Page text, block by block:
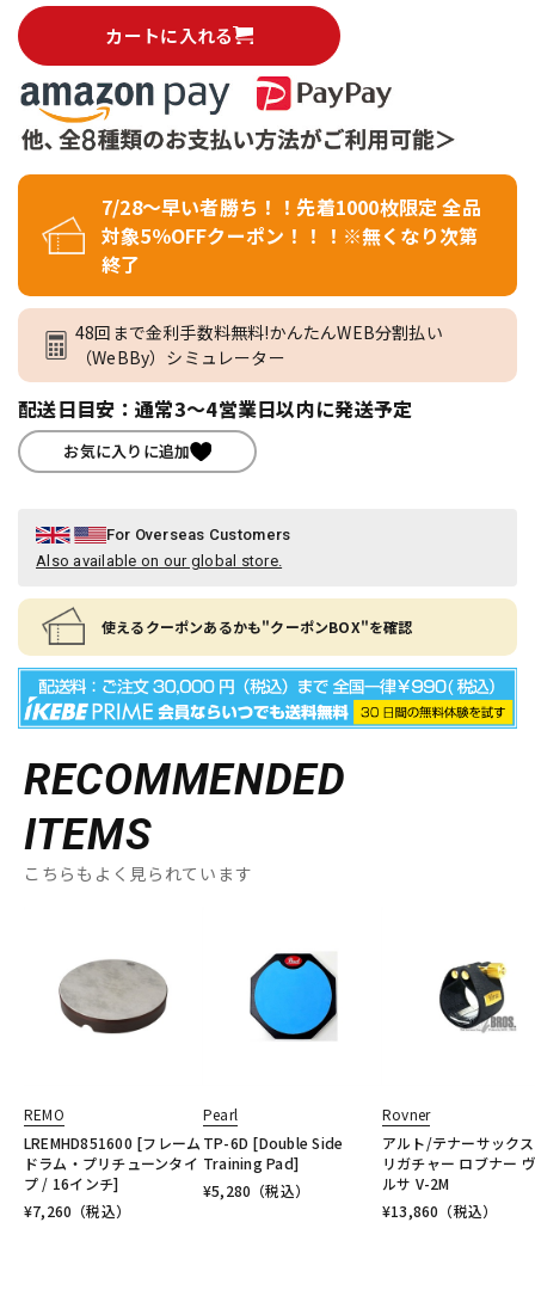
カートに入れる
7/28～早い者勝ち！！先着1000枚限定 全品
対象5％OFFクーポン！！！※無くなり次第
終了
48回まで金利手数料無料!かんたんWEB分割払い
（WeBBy）シミュレーター
配送日目安：通常3～4営業日以内に発送予定
お気に入りに追加
For Overseas Customers
Also available on our global store.
使えるクーポンあるかも"クーポンBOX"を確認
RECOMMENDED
ITEMS
こちらもよく見られています
REMO
LREMHD851600 [フレーム
ドラム・プリチューンタイ
プ / 16インチ]
¥7,260 （税込）
Pearl
TP-6D [Double Side
Training Pad]
¥5,280 （税込）
Rovner
アルト/テナーサック
リガチャー ロブナー
ルサ V-2M
¥13,860 （税込）